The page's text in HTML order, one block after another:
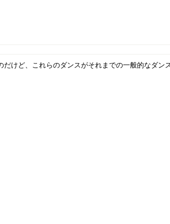
けど、これらのダンスがそれまでの一般的なダン